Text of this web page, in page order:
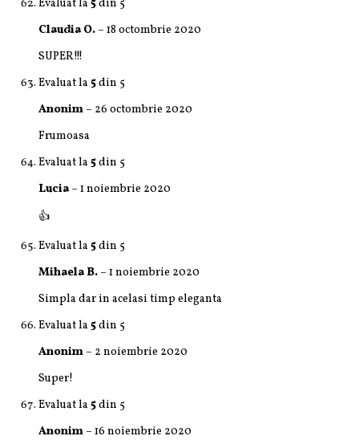
Evaluat la 5din 5
Claudia O. – 18 octombrie 2020
SUPER!!!
Evaluat la 5din 5
Anonim – 26 octombrie 2020
Frumoasa
Evaluat la 5din 5
Lucia – 1 noiembrie 2020
👍
Evaluat la 5din 5
Mihaela B. – 1 noiembrie 2020
Simpla dar in acelasi timp eleganta
Evaluat la 5din 5
Anonim – 2 noiembrie 2020
Super!
Evaluat la 5din 5
Anonim – 16 noiembrie 2020